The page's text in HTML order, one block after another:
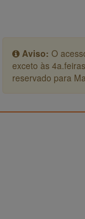
Aviso: O
exceto às
reservado para